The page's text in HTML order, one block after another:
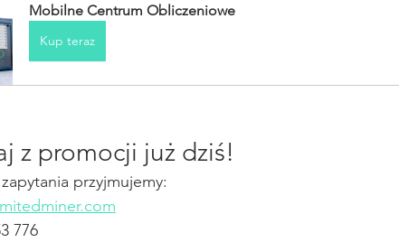
Mobilne Centrum Obliczeniowe
Kup teraz
z promocji już dziś!
przyjmujemy:
776